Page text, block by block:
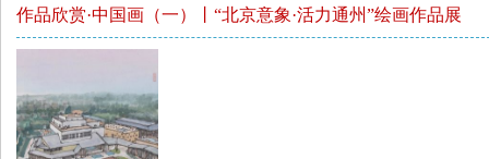
作品欣赏·中国画（一）丨“北京意象·活力通州”绘画作品展